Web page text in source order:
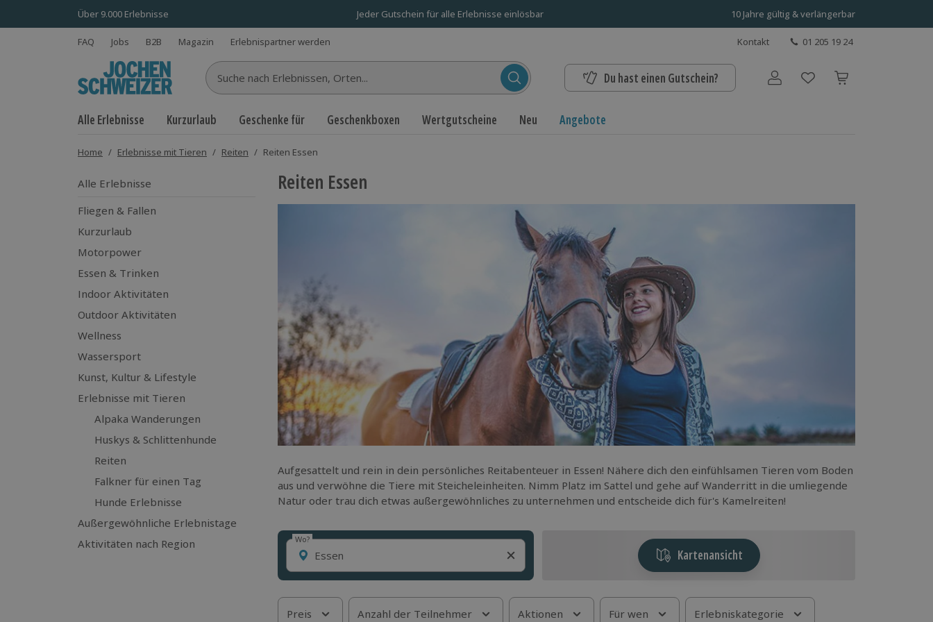
Über 9.000 Erlebnisse Jeder Gutschein für alle Erlebnisse einlösbar 10 Jahre gültig & verlängerbar
FAQ Jobs B2B Magazin Erlebnispartner werden Kontakt 01 205 19 24
Suche nach Erlebnissen... Du hast einen Gutschein? Benutzerkonto
Alle Erlebnisse Kurzurlaub Geschenke für Geschenkboxen Wertgutscheine Neu Angebote
Home / Erlebnisse mit Tieren / Reiten / Reiten Essen
Alle Erlebnisse
Fliegen & Fallen
Kurzurlaub
Motorpower
Essen & Trinken
Indoor Aktivitäten
Outdoor Aktivitäten
Wellness
Wassersport
Kunst, Kultur & Lifestyle
Erlebnisse mit Tieren
Alpaka Wanderungen
Huskys & Schlittenhunde
Reiten
Falkner für einen Tag
Hunde Erlebnisse
Außergewöhnliche Erlebnistage
Aktivitäten nach Region
Reiten Essen
Aufgesattelt und rein in dein persönliches Reitabenteuer in Essen! Nähere dich den einfühlsamen Tieren vom Boden
aus und verwöhne die Tiere mit Steicheleinheiten. Nimm Platz im Sattel und gehe auf Wanderritt in die umliegende
Natur oder trau dich etwas außergewöhnliches zu unternehmen und entscheide dich für's Kamelreiten!
Wo?
Wo?
Kartenansicht
Preis Anzahl der Teilnehmer Aktionen Für wen Erlebniskategorie